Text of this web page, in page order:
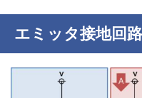
エミッタ接地回